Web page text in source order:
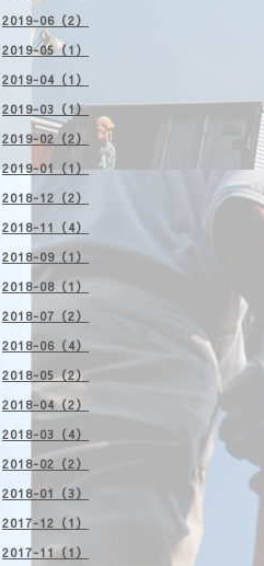
2019-06（2）
2019-05（1）
2019-04（1）
2019-03（1）
2019-02（2）
2019-01（1）
2018-12（2）
2018-11（4）
2018-09（1）
2018-08（1）
2018-07（2）
2018-06（4）
2018-05（2）
2018-04（2）
2018-03（4）
2018-02（2）
2018-01（3）
2017-12（1）
2017-11（1）